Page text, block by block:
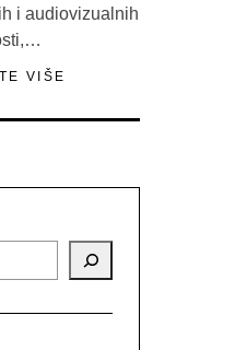
i audiovizualnih
VIŠE